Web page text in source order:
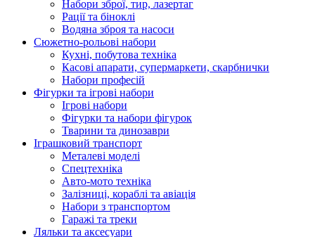
Набори зброї, тир, лазертаг
Рації та біноклі
Водяна зброя та насоси
Сюжетно-рольові набори
Кухні, побутова техніка
Касові апарати, супермаркети, скарбнички
Набори професій
Фігурки та ігрові набори
Ігрові набори
Фігурки та набори фігурок
Тварини та динозаври
Іграшковий транспорт
Металеві моделі
Спецтехніка
Авто-мото техніка
Залізниці, кораблі та авіація
Набори з транспортом
Гаражі та треки
Ляльки та аксесуари